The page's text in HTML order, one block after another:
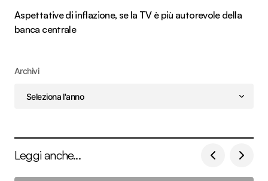
Aspettative di inflazione, se la TV è più autorevole della
banca centrale
Archivi
Leggi anche...